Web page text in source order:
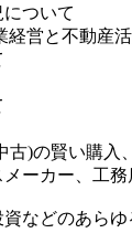
について
経営と不動産
古)の賢い購入
メーカー、工
などのあらゆ